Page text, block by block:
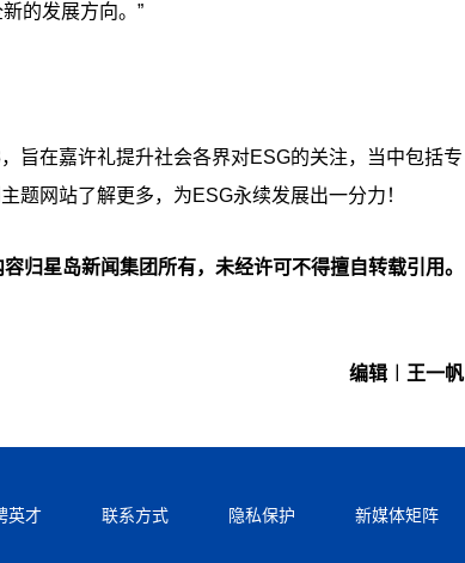
的发展方向。”
旨在嘉许礼提升社会各界对ESG的关注，当中包括专
题网站了解更多，为ESG永续发展出一分力！
容归星岛新闻集团所有，未经许可不得擅自转载引用。
编辑︱王一帆
英才 联系方式 隐私保护 新媒体矩阵